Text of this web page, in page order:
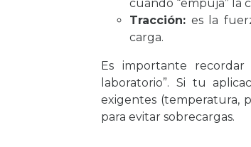
cuando “empuja” la
Tracción: es la
carga.
Es importante
laboratorio”. Si tu
exigentes (temperatura,
para evitar sobrecargas.